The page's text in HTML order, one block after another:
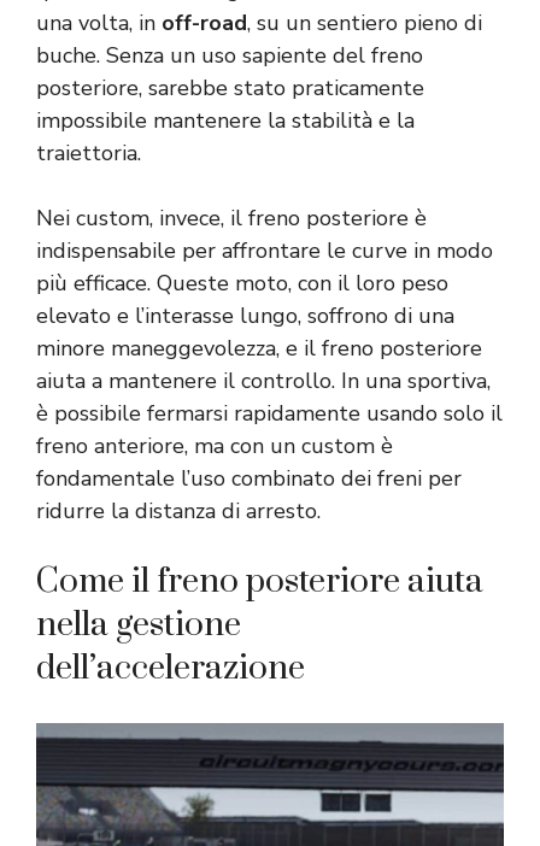
una volta, in off-road, su un sentiero pieno di
buche. Senza un uso sapiente del freno
posteriore, sarebbe stato praticamente
impossibile mantenere la stabilità e la
traiettoria.
Nei custom, invece, il freno posteriore è
indispensabile per affrontare le curve in modo
più efficace. Queste moto, con il loro peso
elevato e l’interasse lungo, soffrono di una
minore maneggevolezza, e il freno posteriore
aiuta a mantenere il controllo. In una sportiva,
è possibile fermarsi rapidamente usando solo il
freno anteriore, ma con un custom è
fondamentale l’uso combinato dei freni per
ridurre la distanza di arresto.
Come il freno posteriore aiuta
nella gestione
dell’accelerazione